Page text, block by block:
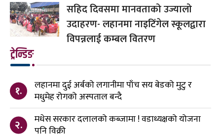
सहिद दिवसमा मानवताको उज्यालो
उदाहरण- लहानमा नाइटिंगेल स्कूलद्वारा
विपन्नलाई कम्बल वितरण
ट्रेन्डिङ
१.
लहानमा दुई अर्बको लगानीमा पाँच सय बेडको मुटु र
मधुमेह रोगको अस्पताल बन्दै
२.
मधेस सरकार दलालको कब्जामा ! वडाध्यक्षको योजना
पनि विक्री